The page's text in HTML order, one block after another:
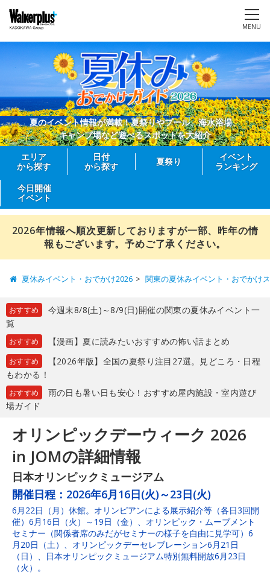
MENU
夏のイベント情報が満載！夏祭りやプール、海水浴場、
キャンプ場など遊べるスポットを大紹介
エリア
から探す
日付
から探す
夏祭り
イベント
ランキング
今日開催
イベント
2026年情報へ順次更新しておりますが一部、昨年の情
報もございます。予めご了承ください。
夏休みイベント・おでかけ2026 関東の夏休みイベント・おでかけ
おすすめ
今週末8/8(土)～8/9(日)開催の関東の夏休みイベント一
覧
おすすめ 【漫画】夏に読みたいおすすめの怖い話まとめ
おすすめ
【2026年版】全国の夏祭り注目27選。見どころ・日程
もわかる！
おすすめ
雨の日も暑い日も安心！おすすめ屋内施設・室内遊び
場ガイド
オリンピックデーウィーク 2026
in JOMの詳細情報
日本オリンピックミュージアム
開催日程： 2026年6月16日(火)～23日(火)
6月22日（月）休館。オリンピアンによる展示紹介等（各日3回開
催）6月16日（火）～19日（金）、オリンピック・ムーブメント
セミナー（関係者席のみだがセミナーの様子を自由に見学可）6
月20日（土）、オリンピックデーセレブレーション6月21日
（日）、日本オリンピックミュージアム特別無料開放6月23日
（火）。